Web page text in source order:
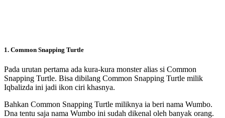
1. Common Snapping Turtle
Pada urutan pertama ada kura-kura monster alias si Common
Snapping Turtle. Bisa dibilang Common Snapping Turtle milik
Iqbalizda ini jadi ikon ciri khasnya.
Bahkan Common Snapping Turtle miliknya ia beri nama Wumbo.
Dna tentu saja nama Wumbo ini sudah dikenal oleh banyak orang.